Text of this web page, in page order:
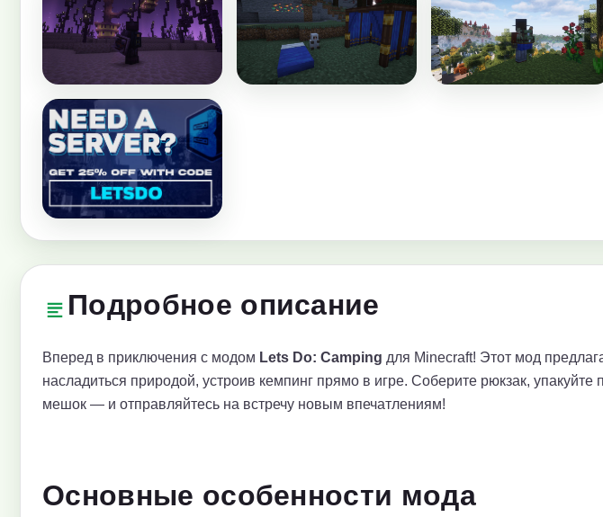
Подробное описание
Вперед в приключения с модом Lets Do: Camping для Minecraft! Этот мод
насладиться природой, устроив кемпинг прямо в игре. Соберите рюкзак, упакуйте
мешок — и отправляйтесь на встречу новым впечатлениям!
Основные особенности мода